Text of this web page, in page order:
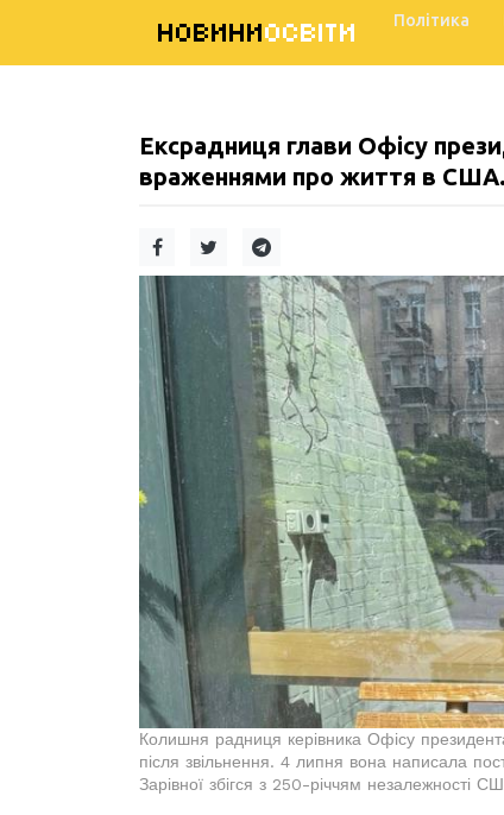
НОВИНИОСВІТИ Політика
Ексрадниця глави Офісу
враженнями про життя в США.
Колишня радниця керівника Офісу
після звільнення. 4 липня вона написала
Зарівної збігся з 250-річчям незалежності